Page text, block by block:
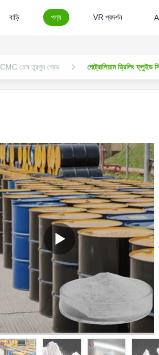
বাড়ি পণ্য VR প্রদর্শন
CMC তেল তুরপুন গ্রেড পেট্রোলিয়াম ড্রিলিং ফ্লুইড